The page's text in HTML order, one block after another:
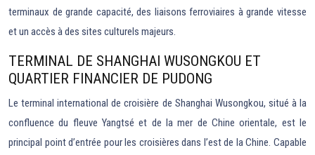
terminaux de grande capacité, des liaisons ferroviaires à grande vitesse
et un accès à des sites culturels majeurs.
TERMINAL DE SHANGHAI WUSONGKOU ET
QUARTIER FINANCIER DE PUDONG
Le terminal international de croisière de Shanghai Wusongkou, situé à la
confluence du fleuve Yangtsé et de la mer de Chine orientale, est le
principal point d’entrée pour les croisières dans l’est de la Chine. Capable